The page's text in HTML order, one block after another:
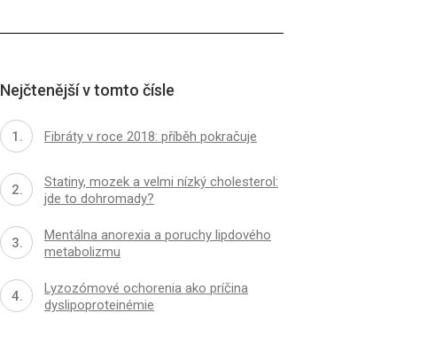
Nejčtenější v tomto čísle
Fibráty v roce 2018: příběh pokračuje
Statiny, mozek a velmi nízký cholesterol:
jde to dohromady?
Mentálna anorexia a poruchy lipdového
metabolizmu
Lyzozómové ochorenia ako príčina
dyslipoprotein­émie